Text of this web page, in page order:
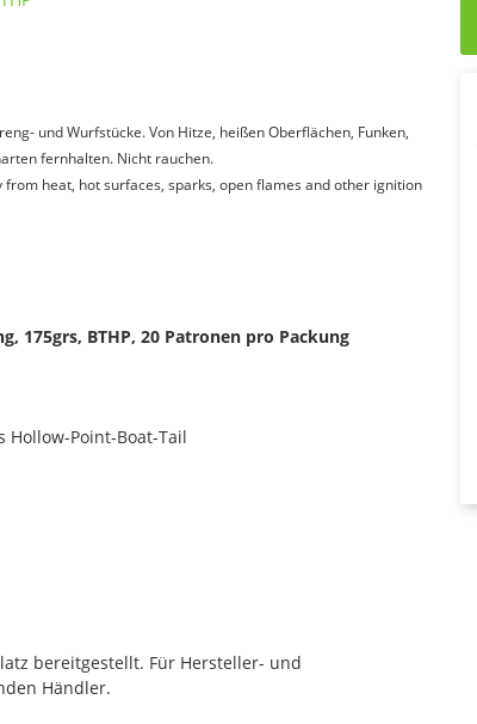
und Wurfstücke. Von Hitze, heißen Oberflächen, Funken,
fernhalten. Nicht rauchen.
heat, hot surfaces, sparks, open flames and other ignition
175grs, BTHP, 20 Patronen pro Packung
Hollow-Point-Boat-Tail
bereitgestellt. Für Hersteller- und
Händler.